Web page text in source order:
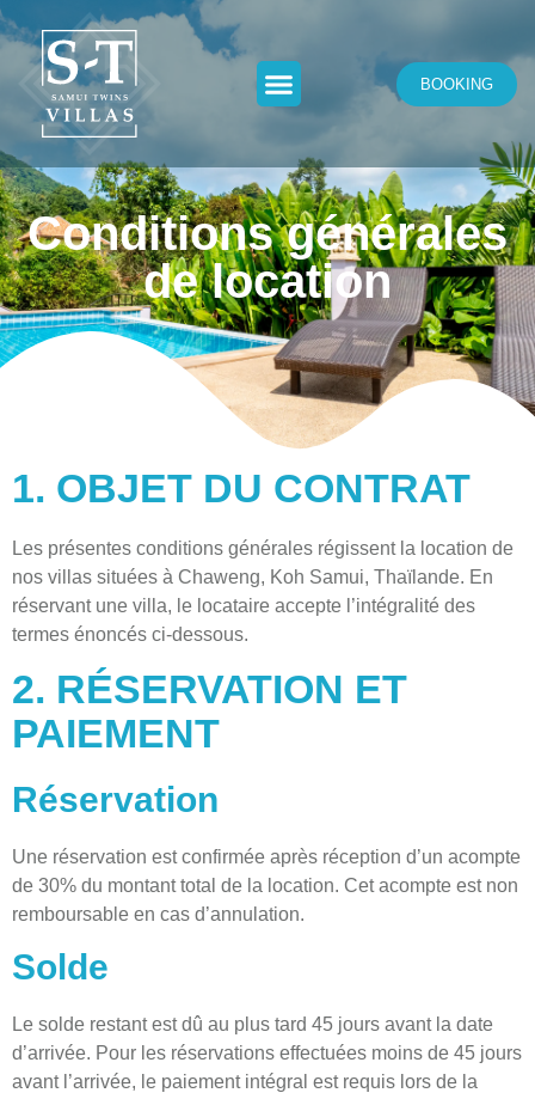
BOOKING
Conditions générales
de location
1. OBJET DU CONTRAT
Les présentes conditions générales régissent la location de
nos villas situées à Chaweng, Koh Samui, Thaïlande. En
réservant une villa, le locataire accepte l’intégralité des
termes énoncés ci-dessous.
2. RÉSERVATION ET
PAIEMENT
Réservation
Une réservation est confirmée après réception d’un acompte
de 30% du montant total de la location. Cet acompte est non
remboursable en cas d’annulation.
Solde
Le solde restant est dû au plus tard 45 jours avant la date
d’arrivée. Pour les réservations effectuées moins de 45 jours
avant l’arrivée, le paiement intégral est requis lors de la